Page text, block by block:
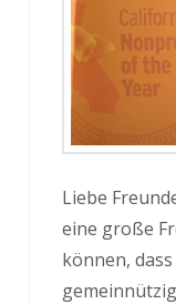
Liebe
eine große
können,